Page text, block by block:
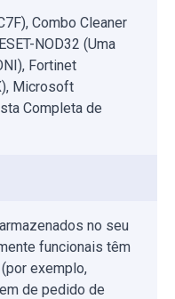
Combo Cleaner
NOD32 (Uma
Fortinet
Microsoft
Completa de
no seu
funcionais têm
exemplo,
de pedido de